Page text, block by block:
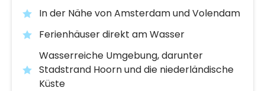
In der Nähe von Amsterdam und Volendam
Ferienhäuser direkt am Wasser
Wasserreiche Umgebung, darunter
Stadstrand Hoorn und die niederländische
Küste